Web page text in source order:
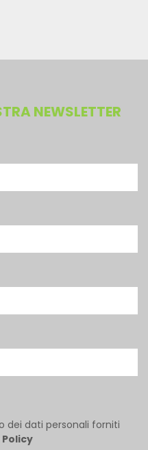
NEWSLETTER
dati personali forniti